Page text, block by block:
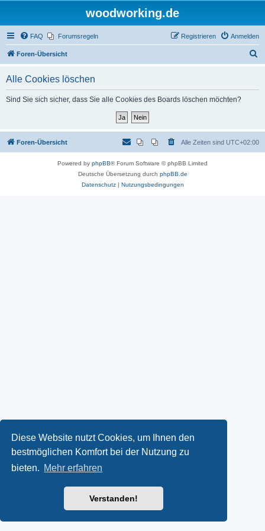
Diese Website nutzt Cookies, um Ihnen den
bestmöglichen Komfort bei der Nutzung zu
bieten. Mehr erfahren
Verstanden!
woodworking.de
FAQ Forumsregeln Anmelden
Registrieren
Foren-Übersicht
Alle Cookies löschen
Sind Sie sich sicher, dass Sie alle Cookies des Boards löschen möchten?
Foren-Übersicht Alle Zeiten sind UTC+02:00
Powered by phpBB® Forum Software © phpBB Limited
Deutsche Übersetzung durch phpBB.de
Datenschutz| Nutzungsbedingungen